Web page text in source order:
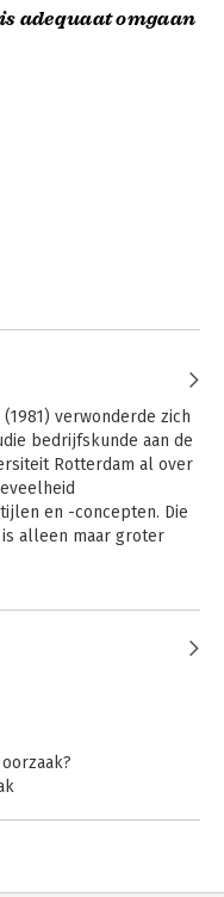
adequaat omgaan
verwonderde zich
bedrijfskunde aan de
Rotterdam al over
en -concepten. Die
alleen maar groter
leiders: formele en
Fioole